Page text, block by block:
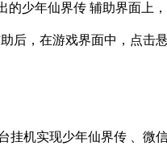
的少年仙界传 辅助界面上
后，在游戏界面中，点击
挂机实现少年仙界传 、微